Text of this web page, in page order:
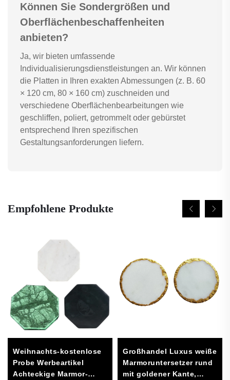
Können Sie Sondergrößen und
Oberflächenbeschaffenheiten
anbieten?
Ja, wir bieten umfassende
Individualisierungsdienstleistungen an. Wir können
die Platten in Ihren exakten Abmessungen (z. B. 60
× 120 cm, 80 × 160 cm) zuschneiden und
verschiedene Oberflächenbearbeitungen wie
geschliffen, poliert, getrommelt oder gebürstet
entsprechend Ihren spezifischen
Gestaltungsanforderungen liefern.
Empfohlene Produkte
Weihnachts-kostenlose
Probe Werbeartikel
Achteckige Marmor-
Großhandel Luxus weiße
Marmoruntersetzer rund
mit goldener Kante,